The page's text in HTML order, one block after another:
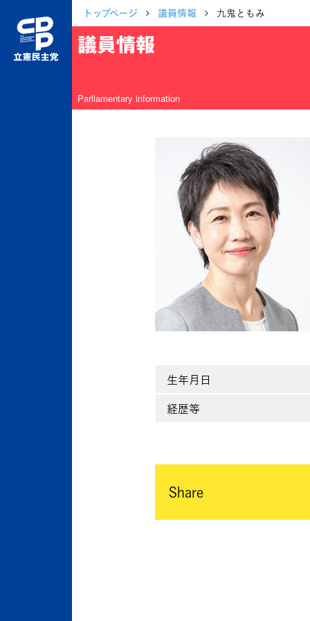
トップページ 議員情報 九鬼ともみ
議員情報
Parliamentary information
生年月日
経歴等
Share